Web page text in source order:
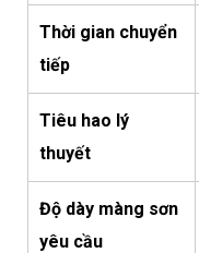
Thời gian chuyển
tiếp
Tiêu hao lý
thuyết
Độ dày màng sơn
yêu cầu